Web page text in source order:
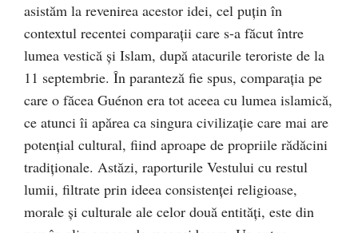
asistăm la revenirea acestor idei, cel puţin în
contextul recentei comparaţii care s-a făcut între
lumea vestică şi Islam, după atacurile teroriste de la
11 septembrie. În paranteză fie spus, comparaţia pe
care o făcea Guénon era tot aceea cu lumea islamică,
ce atunci îi apărea ca singura civilizaţie care mai are
potenţial cultural, fiind aproape de propriile rădăcini
tradiţionale. Astăzi, raporturile Vestului cu restul
lumii, filtrate prin ideea consistenţei religioase,
morale şi culturale ale celor două entităţi, este din